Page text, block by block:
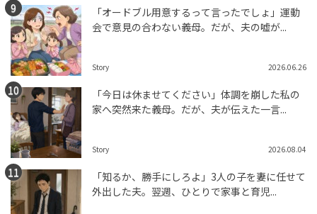
「オードブル用意するって言ったでしょ」運動
会で意見の合わない義母。だが、夫の嘘が...
Story 2026.06.26
「今日は休ませてください」体調を崩した私の
家へ突然来た義母。だが、夫が伝えた一言...
Story 2026.08.04
「知るか、勝手にしろよ」3人の子を妻に任せて
外出した夫。翌週、ひとりで家事と育児...